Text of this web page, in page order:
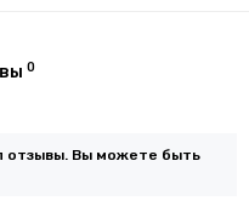
0
отзывы. Вы можете быть